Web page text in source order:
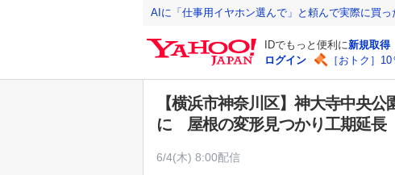
AIに「仕事用イヤホン選んで」と頼んで実際に買っ
IDでもっと便利に新規取得
ログイン
［おトク］
【横浜市神奈川区】神大寺中央
に 屋根の変形見つかり工期延長
6/4(木) 8:00配信